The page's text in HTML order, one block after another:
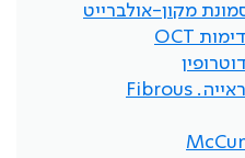
מקון-אולברייט
דימות OCT
דה-קומפרסיה של עצב הראייה. Fibrous